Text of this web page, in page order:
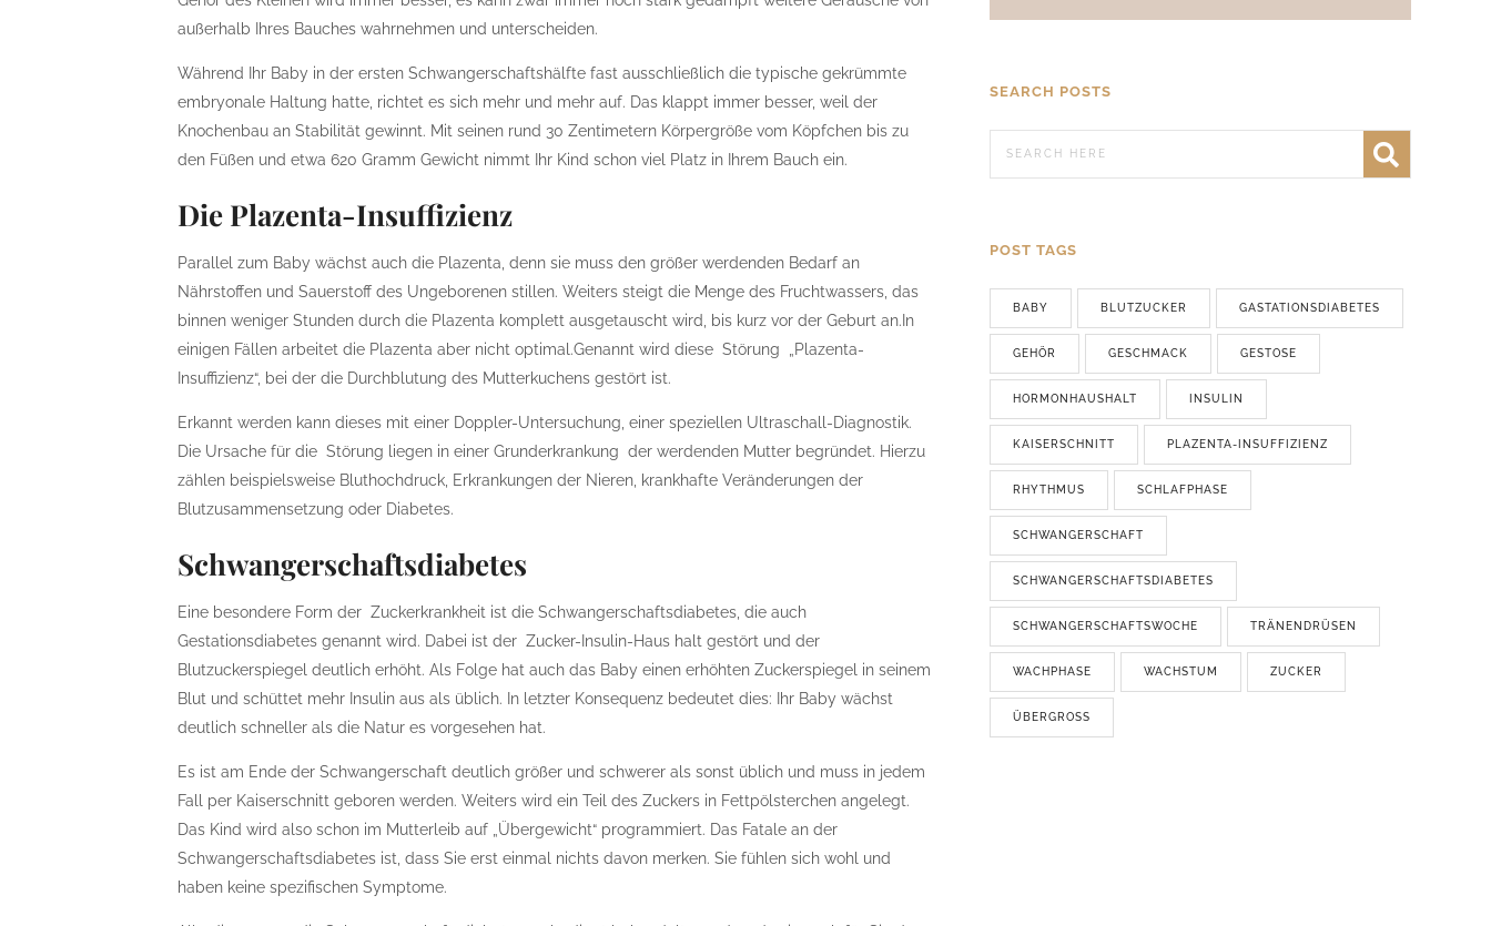
außerhalb Ihres Bauches wahrnehmen und unterscheiden.
Während Ihr Baby in der ersten Schwangerschaftshälfte fast ausschließlich die typische gekrümmte
embryonale Haltung hatte, richtet es sich mehr und mehr auf. Das klappt immer besser, weil der
Knochenbau an Stabilität gewinnt. Mit seinen rund 30 Zentimetern Körpergröße vom Köpfchen bis zu
den Füßen und etwa 620 Gramm Gewicht nimmt Ihr Kind schon viel Platz in Ihrem Bauch ein.
Die Plazenta-Insuffizienz
Parallel zum Baby wächst auch die Plazenta, denn sie muss den größer werdenden Bedarf an
Nährstoffen und Sauerstoff des Ungeborenen stillen. Weiters steigt die Menge des Fruchtwassers, das
binnen weniger Stunden durch die Plazenta komplett ausgetauscht wird, bis kurz vor der Geburt an.In
einigen Fällen arbeitet die Plazenta aber nicht optimal.Genannt wird diese Störung „Plazenta-
Insuffizienz“, bei der die Durchblutung des Mutterkuchens gestört ist.
Erkannt werden kann dieses mit einer Doppler-Untersuchung, einer speziellen Ultraschall-Diagnostik.
Die Ursache für die Störung liegen in einer Grunderkrankung der werdenden Mutter begründet. Hierzu
zählen beispielsweise Bluthochdruck, Erkrankungen der Nieren, krankhafte Veränderungen der
Blutzusammensetzung oder Diabetes.
Schwangerschaftsdiabetes
Eine besondere Form der Zuckerkrankheit ist die Schwangerschaftsdiabetes, die auch
Gestationsdiabetes genannt wird. Dabei ist der Zucker-Insulin-Haus halt gestört und der
Blutzuckerspiegel deutlich erhöht. Als Folge hat auch das Baby einen erhöhten Zuckerspiegel in seinem
Blut und schüttet mehr Insulin aus als üblich. In letzter Konsequenz bedeutet dies: Ihr Baby wächst
deutlich schneller als die Natur es vorgesehen hat.
Es ist am Ende der Schwangerschaft deutlich größer und schwerer als sonst üblich und muss in jedem
Fall per Kaiserschnitt geboren werden. Weiters wird ein Teil des Zuckers in Fettpölsterchen angelegt.
Das Kind wird also schon im Mutterleib auf „Übergewicht“ programmiert. Das Fatale an der
Schwangerschaftsdiabetes ist, dass Sie erst einmal nichts davon merken. Sie fühlen sich wohl und
haben keine spezifischen Symptome.
SEARCH POSTS
POST TAGS
BABY BLUTZUCKER GASTATIONSDIABETES
GEHÖR GESCHMACK GESTOSE
HORMONHAUSHALT INSULIN
KAISERSCHNITT PLAZENTA-INSUFFIZIENZ
RHYTHMUS SCHLAFPHASE
SCHWANGERSCHAFT
SCHWANGERSCHAFTSDIABETES
SCHWANGERSCHAFTSWOCHE TRÄNENDRÜSEN
WACHPHASE WACHSTUM ZUCKER
ÜBERGROSS